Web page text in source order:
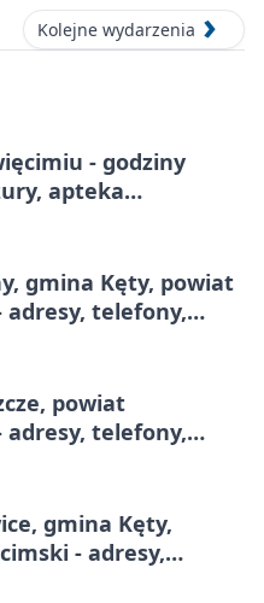
Kolejne wydarzenia
- godziny
apteka
gmina Kęty, powiat
adresy, telefony,
powiat
adresy, telefony,
gmina Kęty,
- adresy,